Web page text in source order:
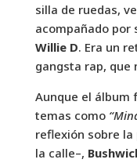
silla de ruedas,
acompañado por
Willie D. Era un
gangsta rap, que
Aunque el álbum
temas como
reflexión sobre
la calle–,